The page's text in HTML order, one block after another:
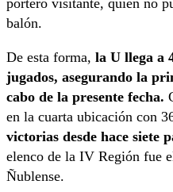
portero visitante, quien no
balón.
De esta forma, la U llega a
jugados, asegurando la
cabo de la presente fecha.
en la cuarta ubicación con
victorias desde hace siete
elenco de la IV Región fue
Ñublense.